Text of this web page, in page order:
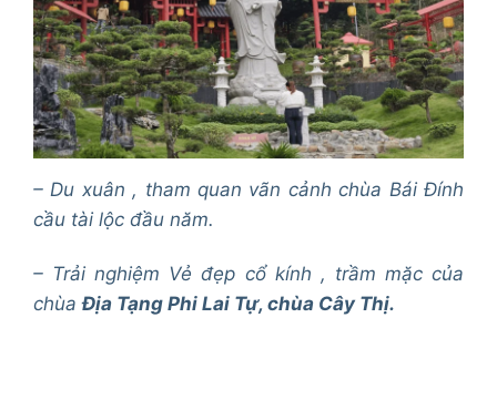
– Du xuân , tham quan vãn cảnh chùa Bái Đính
cầu tài lộc đầu năm.
– Trải nghiệm Vẻ đẹp cổ kính , trầm mặc của
chùaĐịa Tạng Phi Lai Tự, chùa Cây Thị.